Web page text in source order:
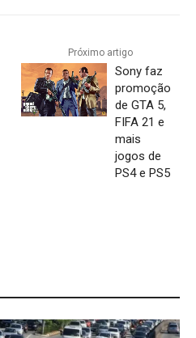
Próximo artigo
Sony faz
promoção
de GTA 5,
FIFA 21 e
mais
jogos de
PS4 e PS5